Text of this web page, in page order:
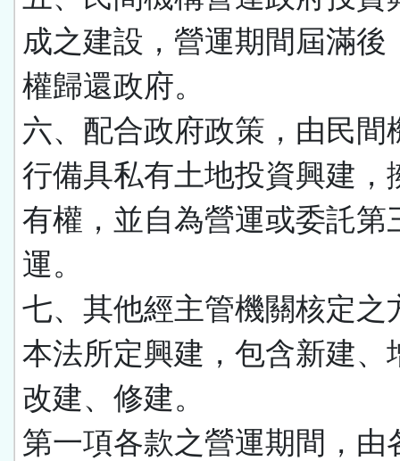
成之建設，營運期間屆滿後
權歸還政府。
六、配合政府政策，由民間
行備具私有土地投資興建，
有權，並自為營運或委託第
運。
七、其他經主管機關核定之
本法所定興建，包含新建、
改建、修建。
第一項各款之營運期間，由